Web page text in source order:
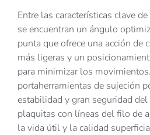
Entre las características clave
se encuentran un ángulo
punta que ofrece una acción de
más ligeras y un
para minimizar los
portaherramientas de sujeción
estabilidad y gran seguridad del
plaquitas con líneas del filo de
la vida útil y la calidad